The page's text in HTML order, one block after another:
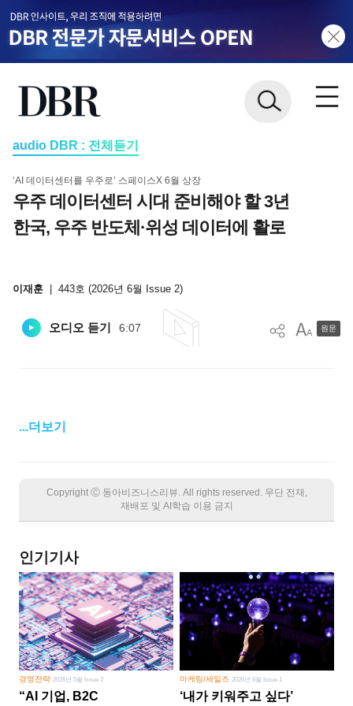
audio DBR : 전체듣기
‘AI 데이터센터를 우주로’ 스페이스X 6월 상장
우주 데이터센터 시대 준비해야 할 3년
한국, 우주 반도체·위성 데이터에 활로
이재훈 443호 (2026년 6월 Issue 2)
오디오 듣기 6:07 원문
...더보기
Copyright Ⓒ 동아비즈니스리뷰. All rights reserved. 무단 전재,
재배포 및 AI학습 이용 금지
인기기사
경영전략 2026년 5월 Issue 2
“AI 기업, B2C
마케팅/세일즈 2026년 8월 Issue 1
‘내가 키워주고 싶다’